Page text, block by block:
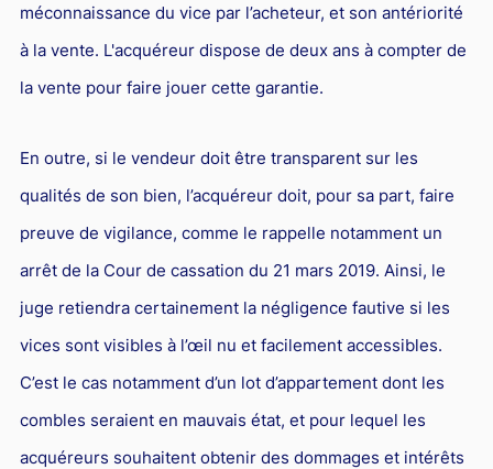
méconnaissance du vice par l’acheteur, et son antériorité
à la vente. L'acquéreur dispose de deux ans à compter de
la vente pour faire jouer cette garantie.
En outre, si le vendeur doit être transparent sur les
qualités de son bien, l’acquéreur doit, pour sa part, faire
preuve de vigilance, comme le rappelle notamment un
arrêt de la Cour de cassation du 21 mars 2019. Ainsi, le
juge retiendra certainement la négligence fautive si les
vices sont visibles à l’œil nu et facilement accessibles.
C’est le cas notamment d’un lot d’appartement dont les
combles seraient en mauvais état, et pour lequel les
acquéreurs souhaitent obtenir des dommages et intérêts